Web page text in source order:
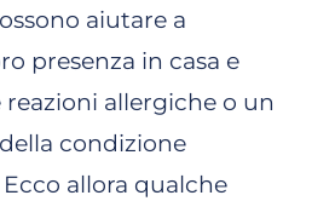
aiutare a
presenza in casa e
allergiche o un
condizione
allora qualche